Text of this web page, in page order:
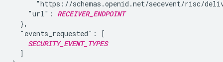
"https://schemas.openid.net/secevent/risc/
    "url":
RECEIVER_ENDPOINT
  },
  "events_requested": [
SECURITY_EVENT_TYPES
  ]